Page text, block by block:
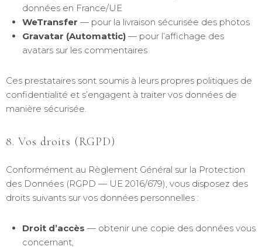
données en France/UE
WeTransfer — pour la livraison sécurisée des photos
Gravatar (Automattic) — pour l’affichage des
avatars sur les commentaires
Ces prestataires sont soumis à leurs propres politiques de
confidentialité et s’engagent à traiter vos données de
manière sécurisée.
8. Vos droits (RGPD)
Conformément au Règlement Général sur la Protection
des Données (RGPD — UE 2016/679), vous disposez des
droits suivants sur vos données personnelles :
Droit d’accès — obtenir une copie des données vous
concernant,